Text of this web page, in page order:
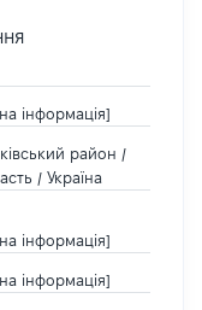
інформація]
район /
/ Україна
інформація]
інформація]